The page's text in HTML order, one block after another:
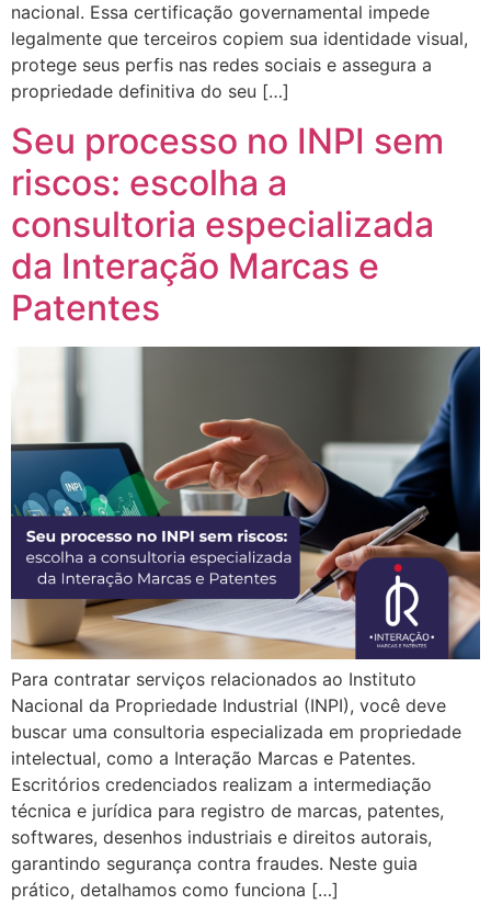
nacional. Essa certificação governamental impede
legalmente que terceiros copiem sua identidade visual,
protege seus perfis nas redes sociais e assegura a
propriedade definitiva do seu […]
Seu processo no INPI sem
riscos: escolha a
consultoria especializada
da Interação Marcas e
Patentes
Para contratar serviços relacionados ao Instituto
Nacional da Propriedade Industrial (INPI), você deve
buscar uma consultoria especializada em propriedade
intelectual, como a Interação Marcas e Patentes.
Escritórios credenciados realizam a intermediação
técnica e jurídica para registro de marcas, patentes,
softwares, desenhos industriais e direitos autorais,
garantindo segurança contra fraudes. Neste guia
prático, detalhamos como funciona […]